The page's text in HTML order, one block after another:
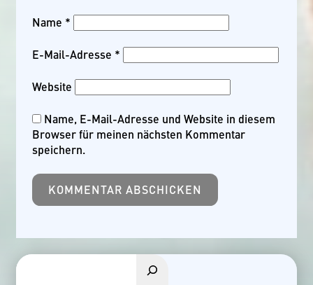
Name *
E-Mail-Adresse *
Website
Name, E-Mail-Adresse und Website in diesem
Browser für meinen nächsten Kommentar
speichern.
Suchen